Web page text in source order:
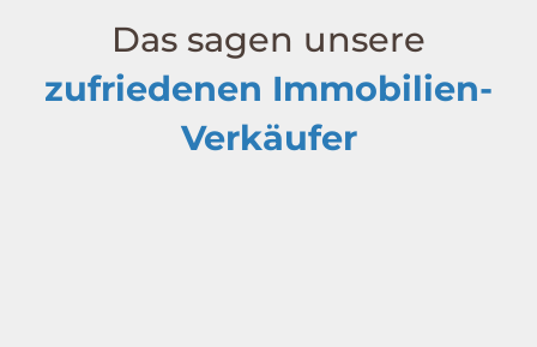
Das sagen unsere
zufriedenen Immobilien-
Ver­käufer